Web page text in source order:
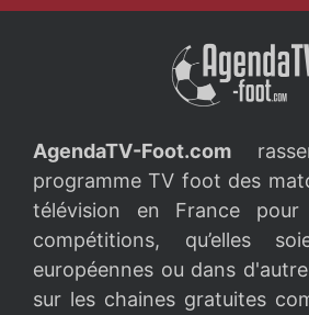
AgendaTV-Foot.com
programme TV foot des
télévision en France
compétitions, qu’elles
européennes ou dans
sur les chaines gratuites